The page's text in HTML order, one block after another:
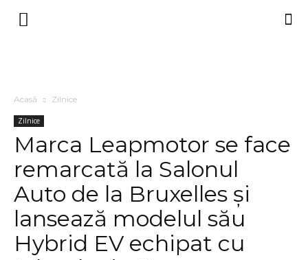
Acasă Zilnice
Zilnice
Marca Leapmotor se face
remarcată la Salonul
Auto de la Bruxelles și
lansează modelul său
Hybrid EV echipat cu